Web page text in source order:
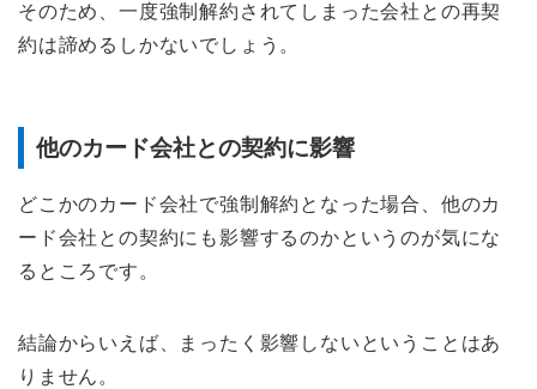
そのため、一度強制解約されてしまった会社との再契
約は諦めるしかないでしょう。
他のカード会社との契約に影響
どこかのカード会社で強制解約となった場合、他のカ
ード会社との契約にも影響するのかというのが気にな
るところです。
結論からいえば、まったく影響しないということはあ
りません。